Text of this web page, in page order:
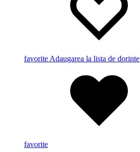
favorite Adaugarea la lista de dorinte
favorite